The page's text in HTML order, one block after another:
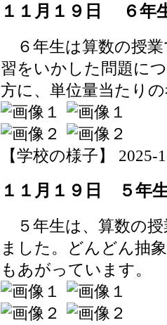
１１月１９日 ６年
６年生は算数の授業
習をいかした問題に
方に、単位量当たり
【学校の様子】 2025-
１１月１９日 ５年
５年生は、算数の授
ました。どんどん抽
もあがっています。